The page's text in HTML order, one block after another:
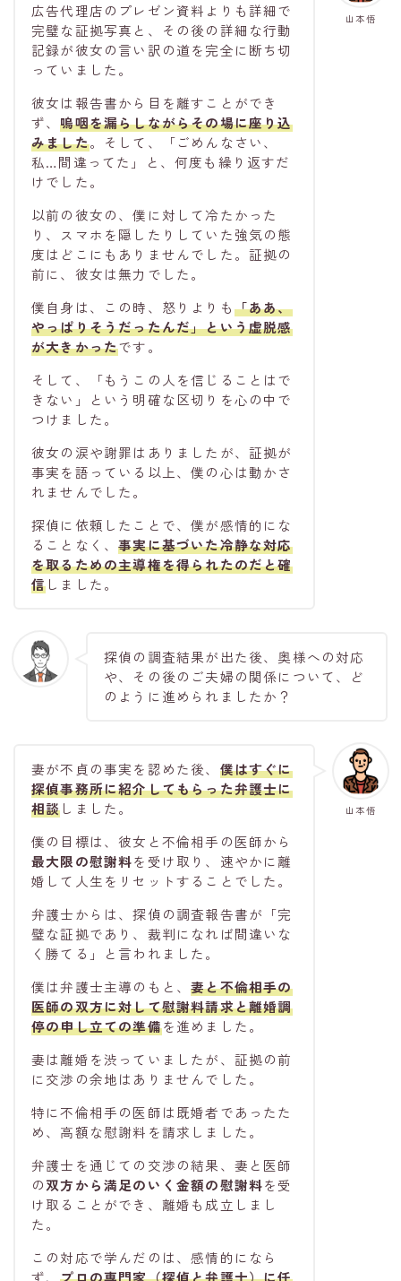
山本悟
広告代理店のプレゼン資料よりも詳細で
完璧な証拠写真と、その後の詳細な行動
記録が彼女の言い訳の道を完全に断ち切
っていました。
彼女は報告書から目を離すことができ
ず、嗚咽を漏らしながらその場に座り込
みました。そして、「ごめんなさい、
私…間違ってた」と、何度も繰り返すだ
けでした。
以前の彼女の、僕に対して冷たかった
り、スマホを隠したりしていた強気の態
度はどこにもありませんでした。証拠の
前に、彼女は無力でした。
僕自身は、この時、怒りよりも「ああ、
やっぱりそうだったんだ」という虚脱感
が大きかったです。
そして、「もうこの人を信じることはで
きない」という明確な区切りを心の中で
つけました。
彼女の涙や謝罪はありましたが、証拠が
事実を語っている以上、僕の心は動かさ
れませんでした。
探偵に依頼したことで、僕が感情的にな
ることなく、事実に基づいた冷静な対応
を取るための主導権を得られたのだと確
信しました。
探偵の調査結果が出た後、奥様への対応
や、その後のご夫婦の関係について、ど
のように進められましたか？
山本悟
妻が不貞の事実を認めた後、 僕はすぐに
探偵事務所に紹介してもらった弁護士に
相談しました。
僕の目標は、彼女と不倫相手の医師から
最大限の慰謝料を受け取り、速やかに離
婚して人生をリセットすることでした。
弁護士からは、探偵の調査報告書が「完
璧な証拠であり、裁判になれば間違いな
く勝てる」と言われました。
僕は弁護士主導のもと、妻と不倫相手の
医師の双方に対して慰謝料請求と離婚調
停の申し立ての準備を進めました。
妻は離婚を渋っていましたが、証拠の前
に交渉の余地はありませんでした。
特に不倫相手の医師は既婚者であったた
め、高額な慰謝料を請求しました。
弁護士を通じての交渉の結果、妻と医師
の双方から満足のいく金額の慰謝料を受
け取ることができ、離婚も成立しまし
た。
この対応で学んだのは、感情的になら
ず、プロの専門家（探偵と弁護士）に任